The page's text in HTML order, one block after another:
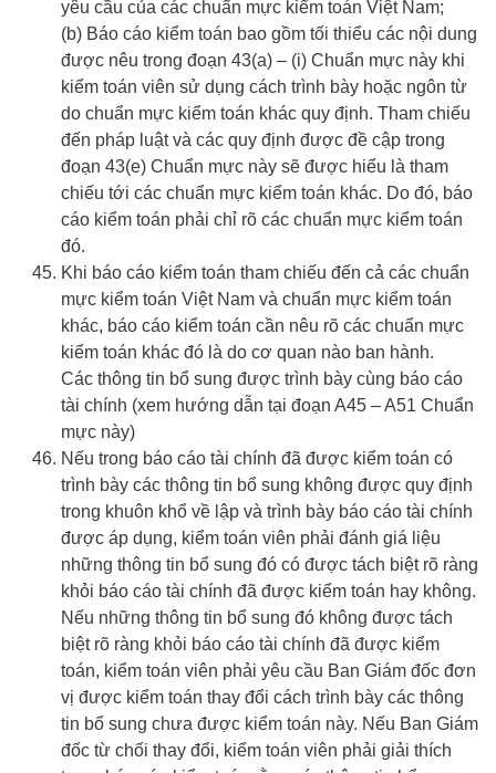
yêu cầu của các chuẩn mực kiểm toán Việt Nam;
(b) Báo cáo kiểm toán bao gồm tối thiểu các nội dung
được nêu trong đoạn 43(a) – (i) Chuẩn mực này khi
kiểm toán viên sử dụng cách trình bày hoặc ngôn từ
do chuẩn mực kiểm toán khác quy định. Tham chiếu
đến pháp luật và các quy định được đề cập trong
đoạn 43(e) Chuẩn mực này sẽ được hiểu là tham
chiếu tới các chuẩn mực kiểm toán khác. Do đó, báo
cáo kiểm toán phải chỉ rõ các chuẩn mực kiểm toán
đó.
Khi báo cáo kiểm toán tham chiếu đến cả các chuẩn
mực kiểm toán Việt Nam và chuẩn mực kiểm toán
khác, báo cáo kiểm toán cần nêu rõ các chuẩn mực
kiểm toán khác đó là do cơ quan nào ban hành.
Các thông tin bổ sung được trình bày cùng báo cáo
tài chính (xem hướng dẫn tại đoạn A45 – A51 Chuẩn
mực này)
Nếu trong báo cáo tài chính đã được kiểm toán có
trình bày các thông tin bổ sung không được quy định
trong khuôn khổ về lập và trình bày báo cáo tài chính
được áp dụng, kiểm toán viên phải đánh giá liệu
những thông tin bổ sung đó có được tách biệt rõ ràng
khỏi báo cáo tài chính đã được kiểm toán hay không.
Nếu những thông tin bổ sung đó không được tách
biệt rõ ràng khỏi báo cáo tài chính đã được kiểm
toán, kiểm toán viên phải yêu cầu Ban Giám đốc đơn
vị được kiểm toán thay đổi cách trình bày các thông
tin bổ sung chưa được kiểm toán này. Nếu Ban Giám
đốc từ chối thay đổi, kiểm toán viên phải giải thích